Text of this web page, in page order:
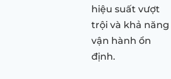
hiệu suất vượt
trội và khả năng
vận hành ổn
định.